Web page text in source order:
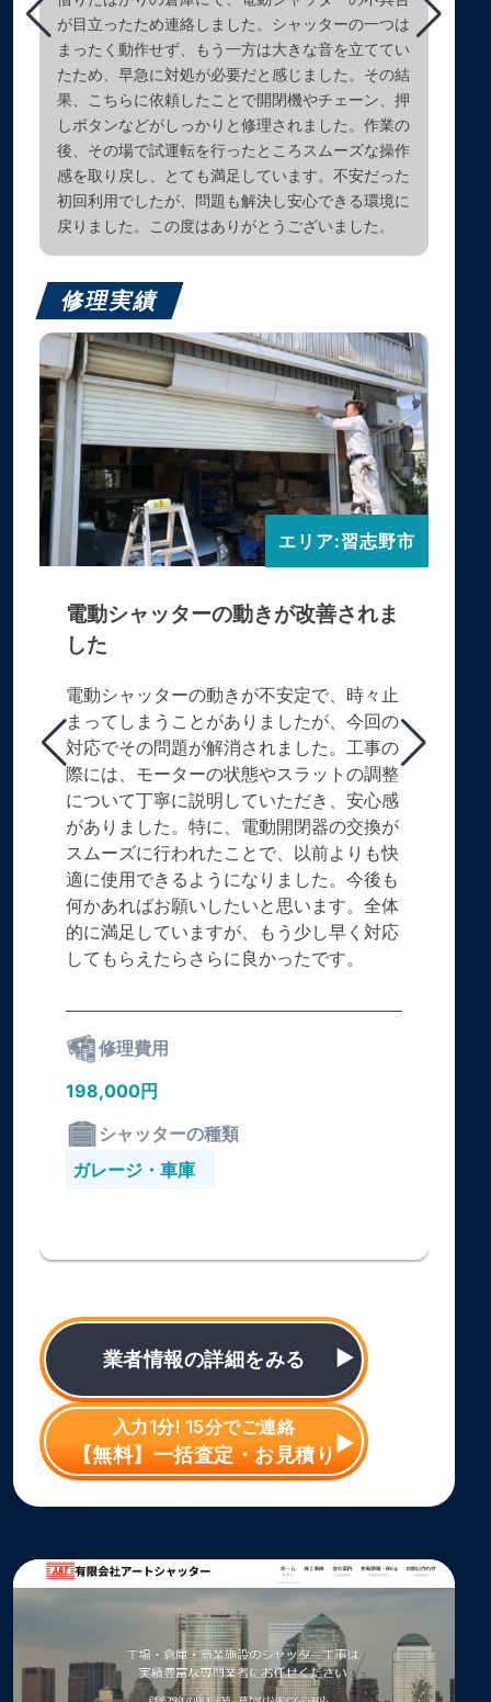
が目立ったため連絡しました。シャッターの一つは
まったく動作せず、もう一方は大きな音を立ててい
たため、早急に対処が必要だと感じました。その結
果、こちらに依頼したことで開閉機やチェーン、押
しボタンなどがしっかりと修理されました。作業の
後、その場で試運転を行ったところスムーズな操作
感を取り戻し、とても満足しています。不安だった
初回利用でしたが、問題も解決し安心できる環境に
戻りました。この度はありがとうございました。
修理実績
エリア:習志野市
電動シャッターの動きが改善されま
した
電動シャッターの動きが不安定で、時々止
まってしまうことがありましたが、今回の
対応でその問題が解消されました。工事の
際には、モーターの状態やスラットの調整
について丁寧に説明していただき、安心感
がありました。特に、電動開閉器の交換が
スムーズに行われたことで、以前よりも快
適に使用できるようになりました。今後も
何かあればお願いしたいと思います。全体
的に満足していますが、もう少し早く対応
してもらえたらさらに良かったです。
修理費用
198,000円
シャッターの種類
ガレージ・車庫
業者情報の詳細をみる
入力1分! 15分でご連絡
【無料】一括査定・お見積り